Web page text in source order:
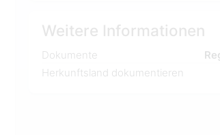
Weitere Informationen
Dokumente
Herkunftsland dokumentieren